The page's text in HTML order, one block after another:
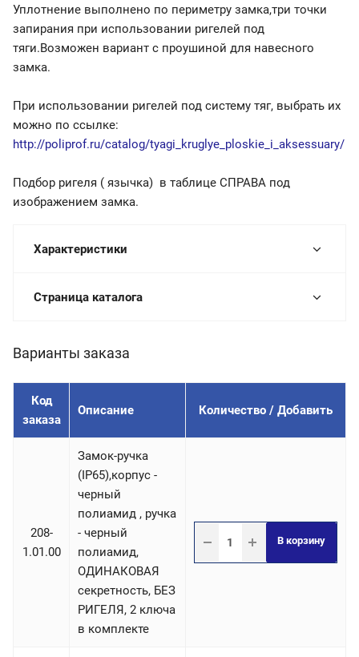
Уплотнение выполнено по периметру замка,три точки
запирания при использовании ригелей под
тяги.Возможен вариант с проушиной для навесного
замка.
При использовании ригелей под систему тяг, выбрать их
можно по ссылке:
http://poliprof.ru/catalog/tyagi_kruglye_ploskie_i_aksessuary/
Подбор ригеля ( язычка) в таблице СПРАВА под
изображением замка.
Характеристики
Страница каталога
Варианты заказа
Код
заказа
Описание Количество / Добавить
208-
1.01.00
Замок-ручка
(IP65),корпус -
черный
полиамид , ручка
- черный
полиамид,
ОДИНАКОВАЯ
секретность, БЕЗ
РИГЕЛЯ, 2 ключа
в комплекте
В корзину